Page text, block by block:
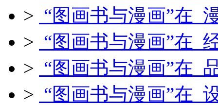
> “图画书与漫画”在
> “图画书与漫画”在
> “图画书与漫画”在
> “图画书与漫画”在